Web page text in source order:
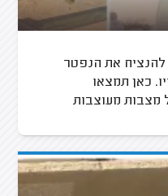
להנציח את הנפטר
כאן תמצאו
מצבות מעוצבות